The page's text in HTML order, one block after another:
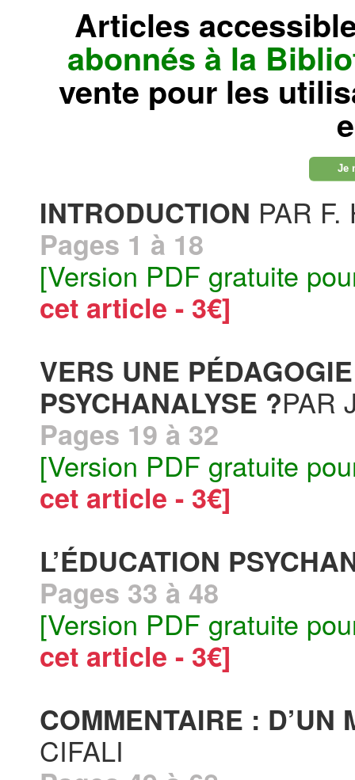
Articles
abonnés à la
vente pour les
Je
INTRODUCTION PAR
Pages 1 à 18
[Version PDF gratuite
cet article - 3€]
VERS UNE
PSYCHANALYSE ?PAR
Pages 19 à 32
[Version PDF gratuite
cet article - 3€]
L’ÉDUCATION
Pages 33 à 48
[Version PDF gratuite
cet article - 3€]
COMMENTAIRE : D’UN
CIFALI